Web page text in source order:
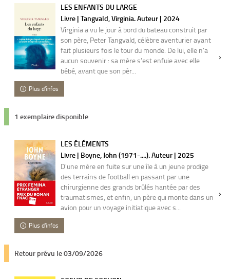
LES ENFANTS DU LARGE
Livre | Tangvald, Virginia. Auteur | 2024
Virginia a vu le jour à bord du bateau construit par
son père, Peter Tangvald, célèbre aventurier ayant
fait plusieurs fois le tour du monde. De lui, elle n’a
aucun souvenir : sa mère s’est enfuie avec elle
bébé, avant que son pèr...
Plus d'infos
1 exemplaire disponible
LES ÉLÉMENTS
Livre | Boyne, John (1971-....). Auteur | 2025
D'une mère en fuite sur une île à un jeune prodige
des terrains de football en passant par une
chirurgienne des grands brûlés hantée par des
traumatismes, et enfin, un père qui monte dans un
avion pour un voyage initiatique avec s...
Plus d'infos
Retour prévu le 03/09/2026